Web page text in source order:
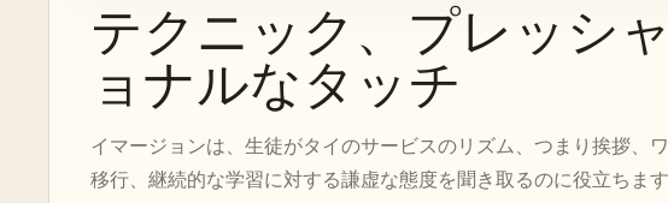
テクニック、プレッシ
ョナルなタッチ
イマージョンは、生徒がタイのサービスのリズム、つまり挨拶、
移行、継続的な学習に対する謙虚な態度を聞き取るのに役立ちます